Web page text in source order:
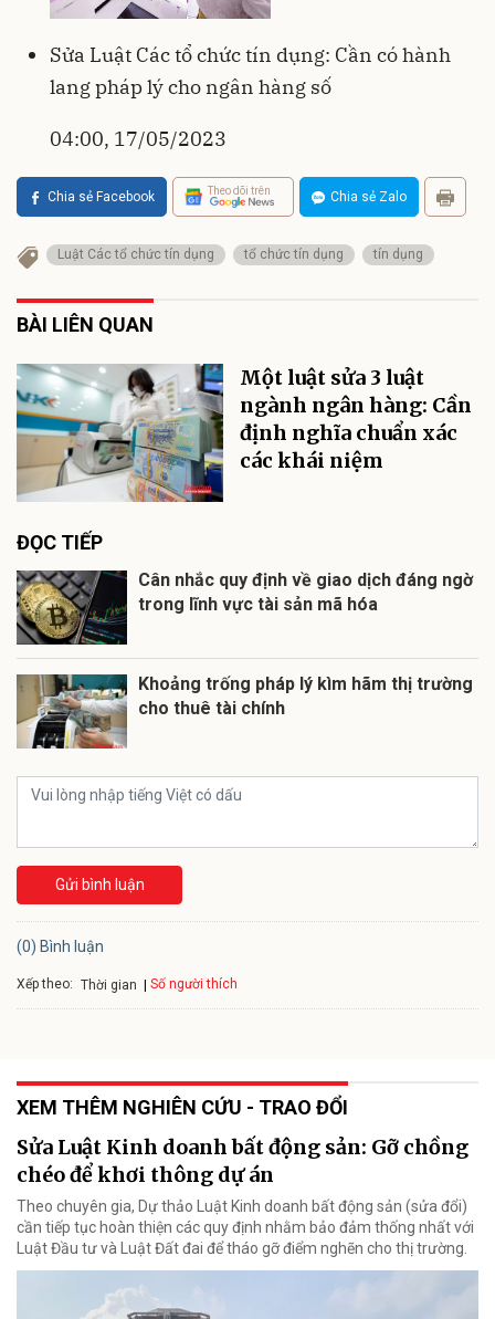
Sửa Luật Các tổ chức tín dụng: Cần có hành
lang pháp lý cho ngân hàng số
04:00, 17/05/2023
Chia sẻ Facebook Theo dõi trên Chia sẻ Zalo
Luật Các tổ chức tín dụng tổ chức tín dụng tín dụng
BÀI LIÊN QUAN
Một luật sửa 3 luật
ngành ngân hàng: Cần
định nghĩa chuẩn xác
các khái niệm
ĐỌC TIẾP
Cân nhắc quy định về giao dịch đáng ngờ
trong lĩnh vực tài sản mã hóa
Khoảng trống pháp lý kìm hãm thị trường
cho thuê tài chính
Gửi bình luận
(0) Bình luận
Xếp theo: Thời gian Số người thích
XEM THÊM NGHIÊN CỨU - TRAO ĐỔI
Sửa Luật Kinh doanh bất động sản: Gỡ chồng
chéo để khơi thông dự án
Theo chuyên gia, Dự thảo Luật Kinh doanh bất động sản (sửa đổi)
cần tiếp tục hoàn thiện các quy định nhằm bảo đảm thống nhất với
Luật Đầu tư và Luật Đất đai để tháo gỡ điểm nghẽn cho thị trường.